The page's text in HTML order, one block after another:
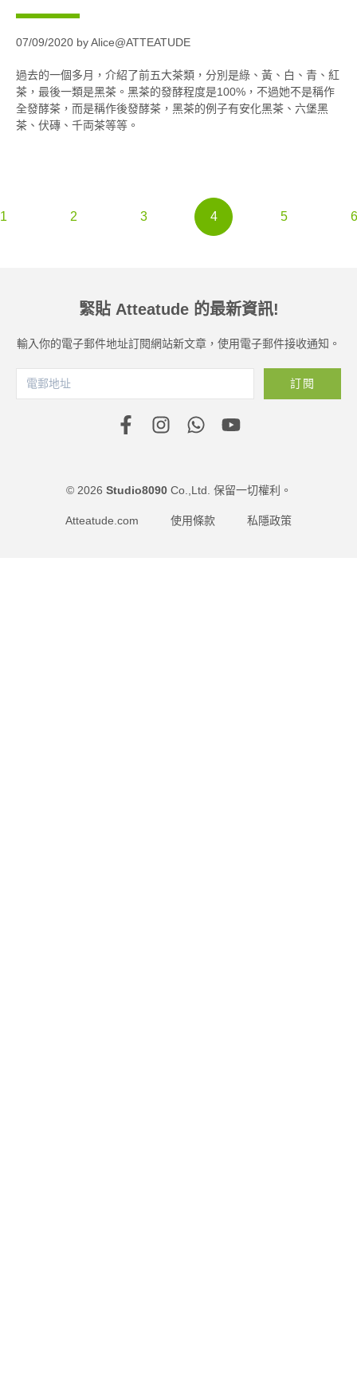
07/09/2020 by Alice@ATTEATUDE
過去的一個多月，介紹了前五大茶類，分別是綠、黃、白、青、紅
茶，最後一類是黑茶。黑茶的發酵程度是100%，不過她不是稱作
全發酵茶，而是稱作後發酵茶，黑茶的例子有安化黑茶、六堡黑
茶、伏磚、千両茶等等。
1 2 3 4 5 6
緊貼 Atteatude 的最新資訊!
輸入你的電子郵件地址訂閱網站新文章，使用電子郵件接收通知。
訂閱
© 2026 Studio8090Co.,Ltd. 保留一切權利。
Atteatude.com 使用條款 私隱政策